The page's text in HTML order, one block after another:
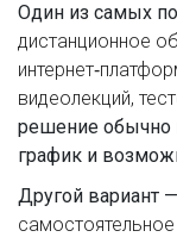
Один из самых
дистанционное
видеолекций,
решение обычно
график и
Другой вариант —